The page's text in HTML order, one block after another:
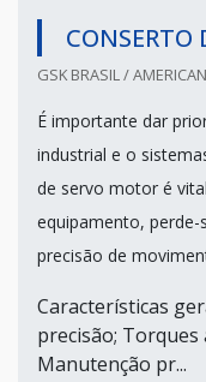
CONSERTO
GSK BRASIL /
É importante dar
industrial e o
de servo motor é
equipamento, perde-
precisão de
Características
precisão;
Manutenção pr...